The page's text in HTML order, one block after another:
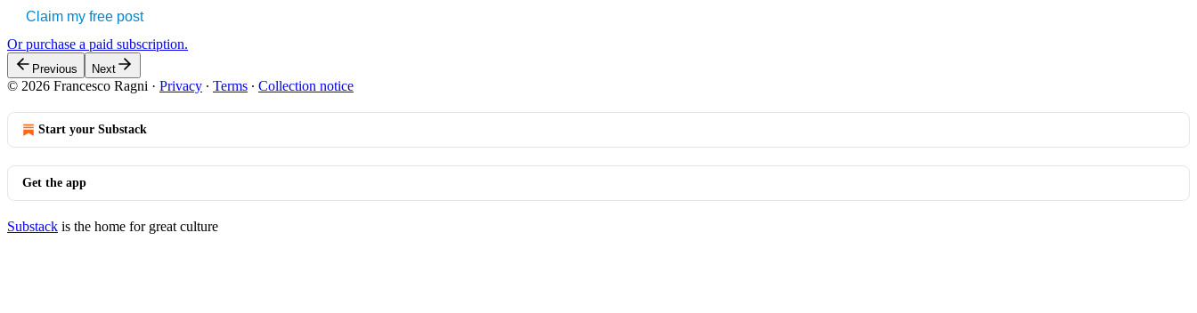
Claim my free post
Or purchase a paid subscription.
Previous Next
© 2026 Francesco Ragni · Privacy ∙ Terms ∙ Collection notice
Start your Substack
Get the app
Substack is the home for great culture